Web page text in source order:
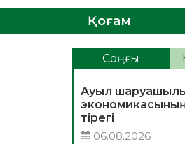
Қоғам
Соңғы
Ауыл
экономикасының
тірегі
06.08.2026